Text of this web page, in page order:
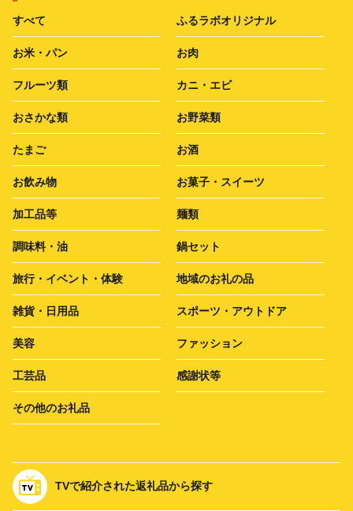
すべて ふるラボオリジナル
お米・パン お肉
フルーツ類 カニ・エビ
おさかな類 お野菜類
たまご お酒
お飲み物 お菓子・スイーツ
加工品等 麺類
調味料・油 鍋セット
旅行・イベント・体験 地域のお礼の品
雑貨・日用品 スポーツ・アウトドア
美容 ファッション
工芸品 感謝状等
その他のお礼品
TVで紹介された返礼品から探す